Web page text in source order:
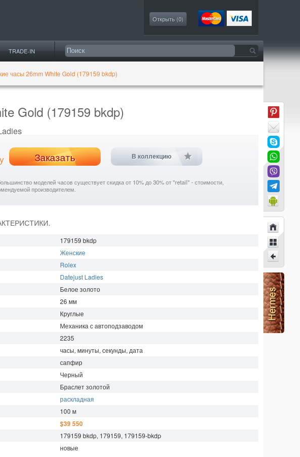
Открыть (0)
TRADE-IN
часы 26mm White Gold (179159 bkdp)
Gold (179159 bkdp)
Заказать В коллекцию
моделей часов существует скидка от 10% до 30% от "retail" - стоимости,
производителем.
179159 bkdp
Женские
Rolex
Datejust Ladies
Белое золото
26 мм
Круглые
Механика с автоподзаводом
2235
часы, минуты, секунды, дата
сапфир
Черный
Браслет золотой
раскладная
100 м
$39 550
179159 bkdp, 179159, 179159-bkdp
новые